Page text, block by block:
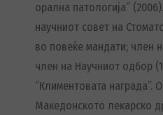
орална патологија”
научниот совет на
во повеќе мандати; член
член на Научниот одбор
“Климентовата
Македонското лекарско